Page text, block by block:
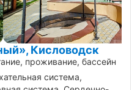
Кисловодск
проживание, бассейн
система,